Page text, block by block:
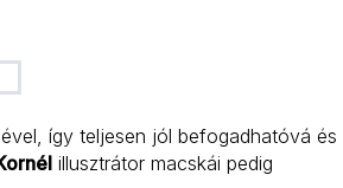
így teljesen jól befogadhatóvá és
illusztrátor macskái pedig